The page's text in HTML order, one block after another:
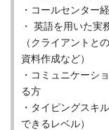
・コールセンター
・ 英語を用いた実
（クライアントと
資料作成など）
・コミュニケーシ
る方
・タイピングスキ
できるレベル）